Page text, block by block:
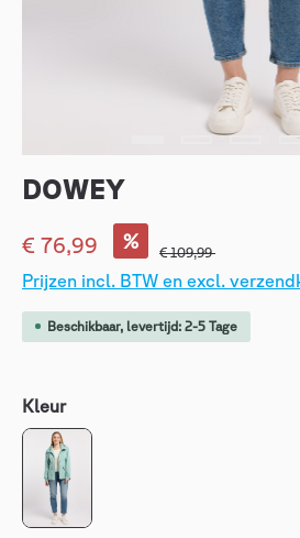
DOWEY
€ 76,99 %
€ 109,99
Prijzen incl. BTW en excl.
Beschikbaar, levertijd: 2-5 Tage
Kleur